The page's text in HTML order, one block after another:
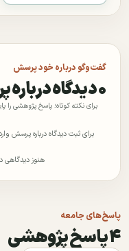
گفت‌وگو درباره خود پرسش
۰ دیدگاه درباره پرسش
برای نکته کوتاه؛ پاسخ پژوهشی را
برای ثبت دیدگاه درباره پرسش
هنوز دیدگاهی
پاسخ‌های جامعه
۴ پاسخ پژوهشی